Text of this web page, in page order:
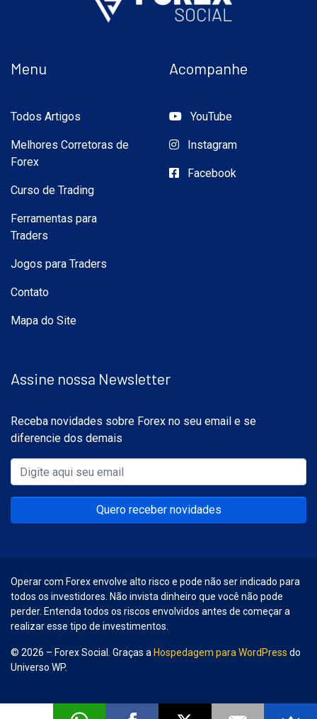
Menu
Todos Artigos
Melhores Corretoras de
Forex
Curso de Trading
Ferramentas para
Traders
Jogos para Traders
Contato
Mapa do Site
Acompanhe
YouTube
Instagram
Facebook
Assine nossa Newsletter
Receba novidades sobre Forex no seu email e se
diferencie dos demais
Quero receber novidades
Operar com Forex envolve alto risco e pode não ser indicado para
todos os investidores. Não invista dinheiro que você não pode
perder. Entenda todos os riscos envolvidos antes de começar a
realizar esse tipo de investimentos.
© 2026 – Forex Social. Graças a Hospedagem para WordPress do
Universo WP.